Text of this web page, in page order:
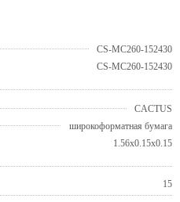
CS-MC260-152430
CS-MC260-152430
CACTUS
широкоформатная бумага
1.56x0.15x0.15
15